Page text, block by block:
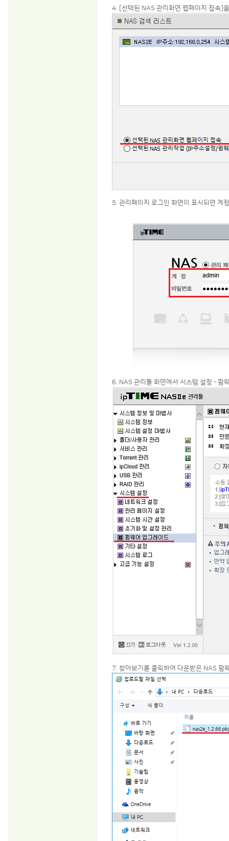
4. [선택된 NAS 관리화면 웹페이지 접속]
5. 관리페이지 로그인 화면이 표시되면 계
6. NAS 관리툴 화면에서 시스템 설정 - 펌
7. 찾아보기를 클릭하여 다운받은 NAS 펌